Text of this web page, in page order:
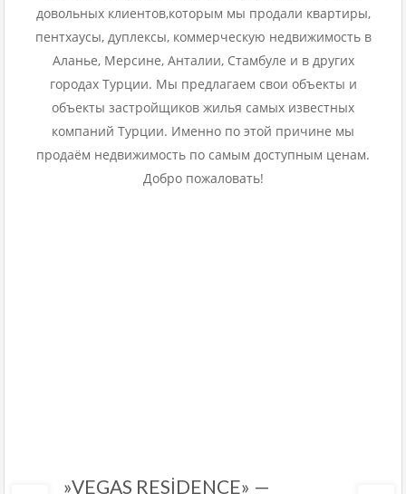
довольных клиентов,которым мы продали квартиры,
пентхаусы, дуплексы, коммерческую недвижимость в
Аланье, Мерсине, Анталии, Стамбуле и в других
городах Турции. Мы предлагаем свои объекты и
объекты застройщиков жилья самых известных
компаний Турции. Именно по этой причине мы
продаём недвижимость по самым доступным ценам.
Добро пожаловать!
»VEGAS RESİDENCE» —
Коджахасанлы квартира 1+1 —
«SAFİR RESİDENCE» —
CLEOPATRA CİTY — Центр,
«ARICAN ADELİA » —